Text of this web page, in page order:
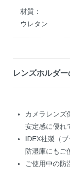
材質：
ウレタン
レンズホルダ
カメラレンズ
安定感に優れ
IDEX社製（
防湿庫にもご
ご使用中の防